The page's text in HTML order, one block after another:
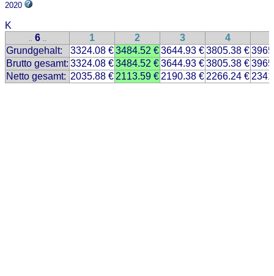
2020
K
.. 6 .. 1 2 3 4
Grundgehalt:
3324.08 €3484.52 €3644.93 €3805.38 €
Brutto gesamt: 3324.08 €3484.52 €3644.93 €3805.38 €
Netto gesamt: 2035.88 € 2113.59 € 2190.38 € 2266.24 €